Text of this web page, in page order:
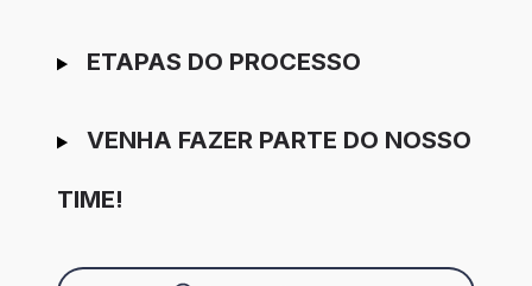
ETAPAS DO PROCESSO
VENHA FAZER PARTE DO NOSSO
TIME!